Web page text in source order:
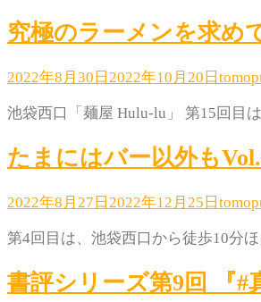
究極のラーメンを求め
2022年8月30日 2022年10月20日
池袋西口「麺屋 Hulu-lu」 第15回目
たまにはバー以外も
2022年8月27日 2022年12月25日
第4回目は、池袋西口から徒歩10分
書評シリーズ第9回 『#